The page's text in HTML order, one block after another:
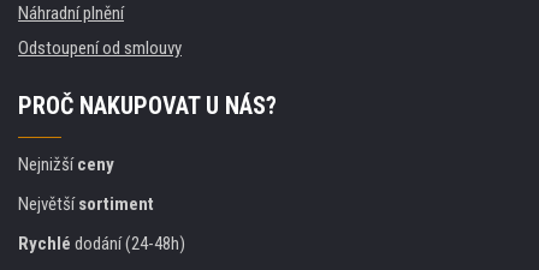
Náhradní plnění
Odstoupení od smlouvy
PROČ NAKUPOVAT U NÁS?
Nejnižšíceny
Největšísortiment
Rychlé dodání (24-48h)